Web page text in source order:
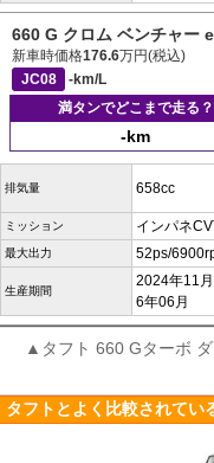
660 G クロム ベンチャー
新車時価格176.6万円(税込)
JC08
-km/L
満タンでどこまで走る？
-km
排気量 658cc
ミッション インパネ
最大出力 52ps/
生産期間
2024年11
6年06月
▲タフト 660 Gターボ
タフトとよく比較されてい